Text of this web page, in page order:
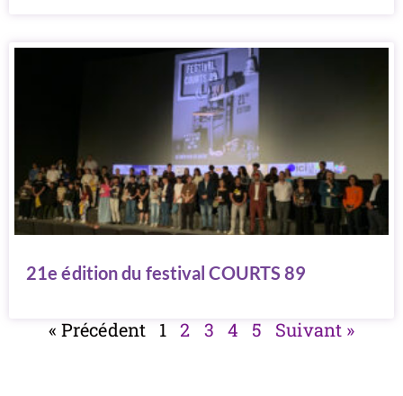
21e édition du festival COURTS 89
« Précédent 1 2 3 4 5 Suivant »